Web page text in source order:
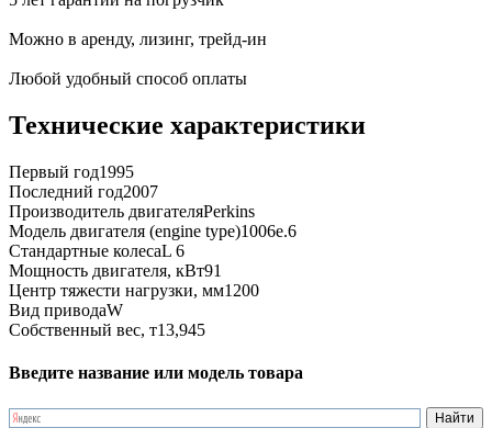
Можно в аренду, лизинг, трейд-ин
Любой удобный способ оплаты
Технические характеристики
Первый год1995
Последний год2007
Производитель двигателяPerkins
Модель двигателя (engine type)1006e.6
Стандартные колесаL 6
Мощность двигателя, кВт91
Центр тяжести нагрузки, мм1200
Вид приводаW
Собственный вес, т13,945
Введите название или модель товара